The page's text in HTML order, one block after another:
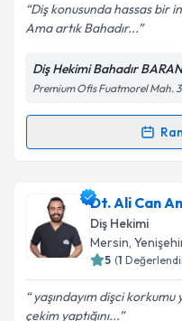
Kişisel
Metni'ni
kapsamda
Diş konusunda hassas bir
Ama artık Bahadır...
Diş Hekimi Bahadır BARAN
Premium Ofis Fuatmorel Mah.
Randevu
Dt. Bahadır Baran
oluşturun. Size bu
takvim
Dt. Ali Can
Diş Hekimi
Mersin,
5 (1
yaşındayım dişci korkumu
çekim yaptığını...